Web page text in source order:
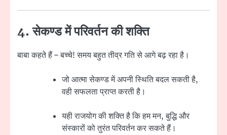
4. सेकण्ड में परिवर्तन की शक्ति
बाबा कहते हैं – बच्चे! समय बहुत तीव्र गति से आगे बढ़ रहा है।
जो आत्मा सेकण्ड में अपनी स्थिति बदल सकती है,
वही सफलता प्राप्त करती है।
यही राजयोग की शक्ति है कि हम मन, बुद्धि और
संस्कारों को तुरंत परिवर्तन कर सकते हैं।